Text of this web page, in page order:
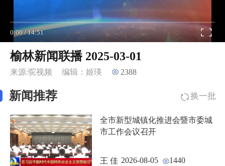
0:00/14:51
榆林新闻联播 2025-03-01
来源:驼视频 编辑：姬瑛 2388
新闻推荐 换一批
全市新型城镇化推进会暨市委城
市工作会议召开
王 佳 2026-08-05 1440